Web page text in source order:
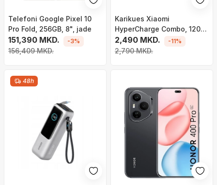
Telefoni Google Pixel 10
Pro Fold, 256GB, 8", jade
151,390 MKD.
156,409 MKD.
-3%
Karikues Xiaomi
HyperCharge Combo, 120W,
USB Type A, i bardhë
2,490 MKD.
2,790 MKD.
-11%
48h